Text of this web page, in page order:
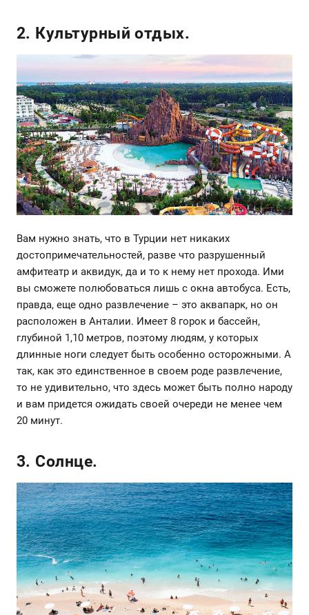
2. Культурный отдых.
Вам нужно знать, что в Турции нет никаких
достопримечательностей, разве что разрушенный
амфитеатр и аквидук, да и то к нему нет прохода. Ими
вы сможете полюбоваться лишь с окна автобуса. Есть,
правда, еще одно развлечение – это аквапарк, но он
расположен в Анталии. Имеет 8 горок и бассейн,
глубиной 1,10 метров, поэтому людям, у которых
длинные ноги следует быть особенно осторожными. А
так, как это единственное в своем роде развлечение,
то не удивительно, что здесь может быть полно народу
и вам придется ожидать своей очереди не менее чем
20 минут.
3. Солнце.